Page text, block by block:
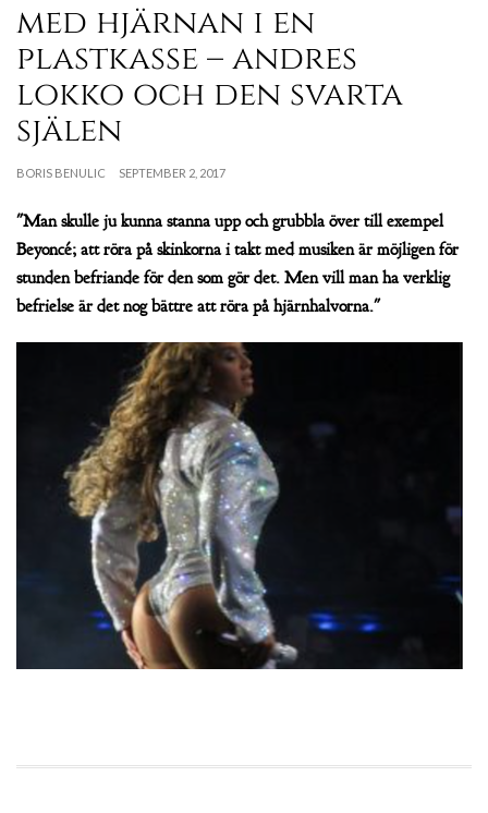
med hjärnan i en
plastkasse – andres
lokko och den svarta
själen
BORIS BENULIC SEPTEMBER 2, 2017
"Man skulle ju kunna stanna upp och grubbla över till exempel
Beyoncé; att röra på skinkorna i takt med musiken är möjligen för
stunden befriande för den som gör det. Men vill man ha verklig
befrielse är det nog bättre att röra på hjärnhalvorna."